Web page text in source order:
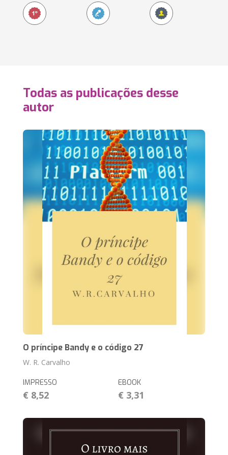
Todas as publicações desse
autor
O príncipe Bandy e o código 27
W. R. Carvalho
IMPRESSO
€ 8,52
EBOOK
€ 3,31